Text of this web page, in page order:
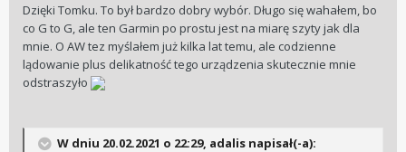
Dzięki Tomku. To był bardzo dobry wybór. Długo się wahałem, bo
co G to G, ale ten Garmin po prostu jest na miarę szyty jak dla
mnie. O AW tez myślałem już kilka lat temu, ale codzienne
lądowanie plus delikatność tego urządzenia skutecznie mnie
odstraszyło
W dniu 20.02.2021 o 22:29, adalis napisał(-a):